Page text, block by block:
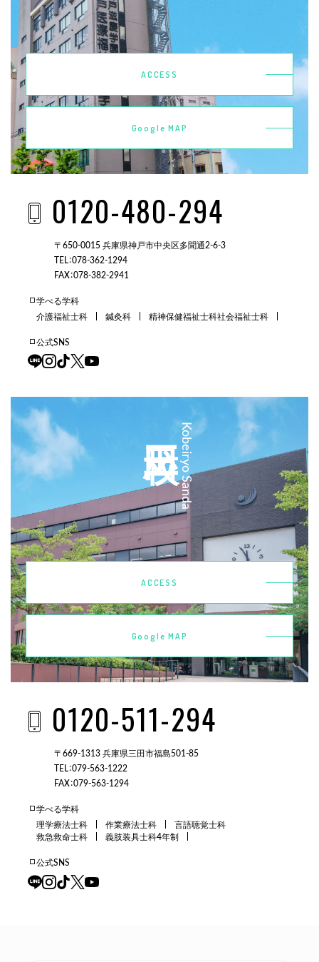
ACCESS
Google MAP
0120-480-294
〒650-0015 兵庫県神戸市中央区多聞通2-6-3
TEL：078-362-1294
FAX：078-382-2941
学べる学科
介護福祉士科
鍼灸科 精神保健福祉士科社会福祉士科
公式SNS
Kobeiryo Sanda
ACCESS
Google MAP
0120-511-294
〒669-1313 兵庫県三田市福島501-85
TEL：079-563-1222
FAX：079-563-1294
学べる学科
理学療法士科
作業療法士科
言語聴覚士科
救急救命士科
義肢装具士科4年制
公式SNS